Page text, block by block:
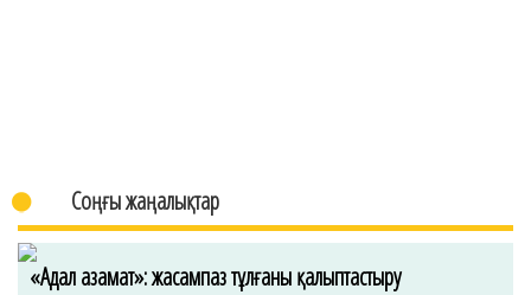
Соңғы жаңалықтар
«Адал азамат»: жасампаз тұлғаны қалыптастыру